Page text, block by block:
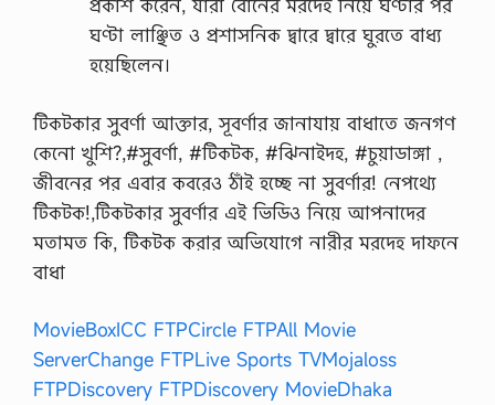
প্রকাশ করেন, যারা বোনের মরদেহ নিয়ে ঘণ্টার পর
ঘণ্টা লাঞ্ছিত ও প্রশাসনিক দ্বারে দ্বারে ঘুরতে বাধ্য
হয়েছিলেন।
টিকটকার সুবর্ণা আক্তার, সূবর্ণার জানাযায় বাধাতে জনগণ
কেনো খুশি?,#সুবর্ণা, #টিকটক, #ঝিনাইদহ, #চুয়াডাঙ্গা ,
জীবনের পর এবার কবরেও ঠাঁই হচ্ছে না সুবর্ণার! নেপথ্যে
টিকটক!,টিকটকার সুবর্ণার এই ভিডিও নিয়ে আপনাদের
মতামত কি, টিকটক করার অভিযোগে নারীর মরদেহ দাফনে
বাধা
MovieBoxICC FTPCircle FTPAll Movie
ServerChange FTPLive Sports TVMojaloss
FTPDiscovery FTPDiscovery MovieDhaka